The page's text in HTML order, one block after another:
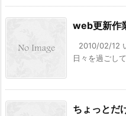
web更新作
2010/02/12
日々を過ごし
ちょっとだ